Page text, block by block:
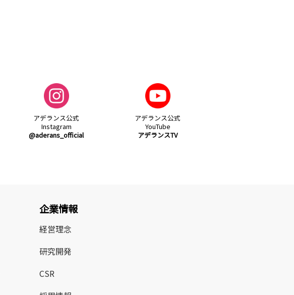
アデランス公式
Instagram
@aderans_official
アデランス公式
YouTube
アデランスTV
企業情報
経営理念
研究開発
CSR